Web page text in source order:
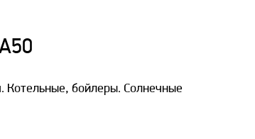
Котельные, бойлеры. Солнечные